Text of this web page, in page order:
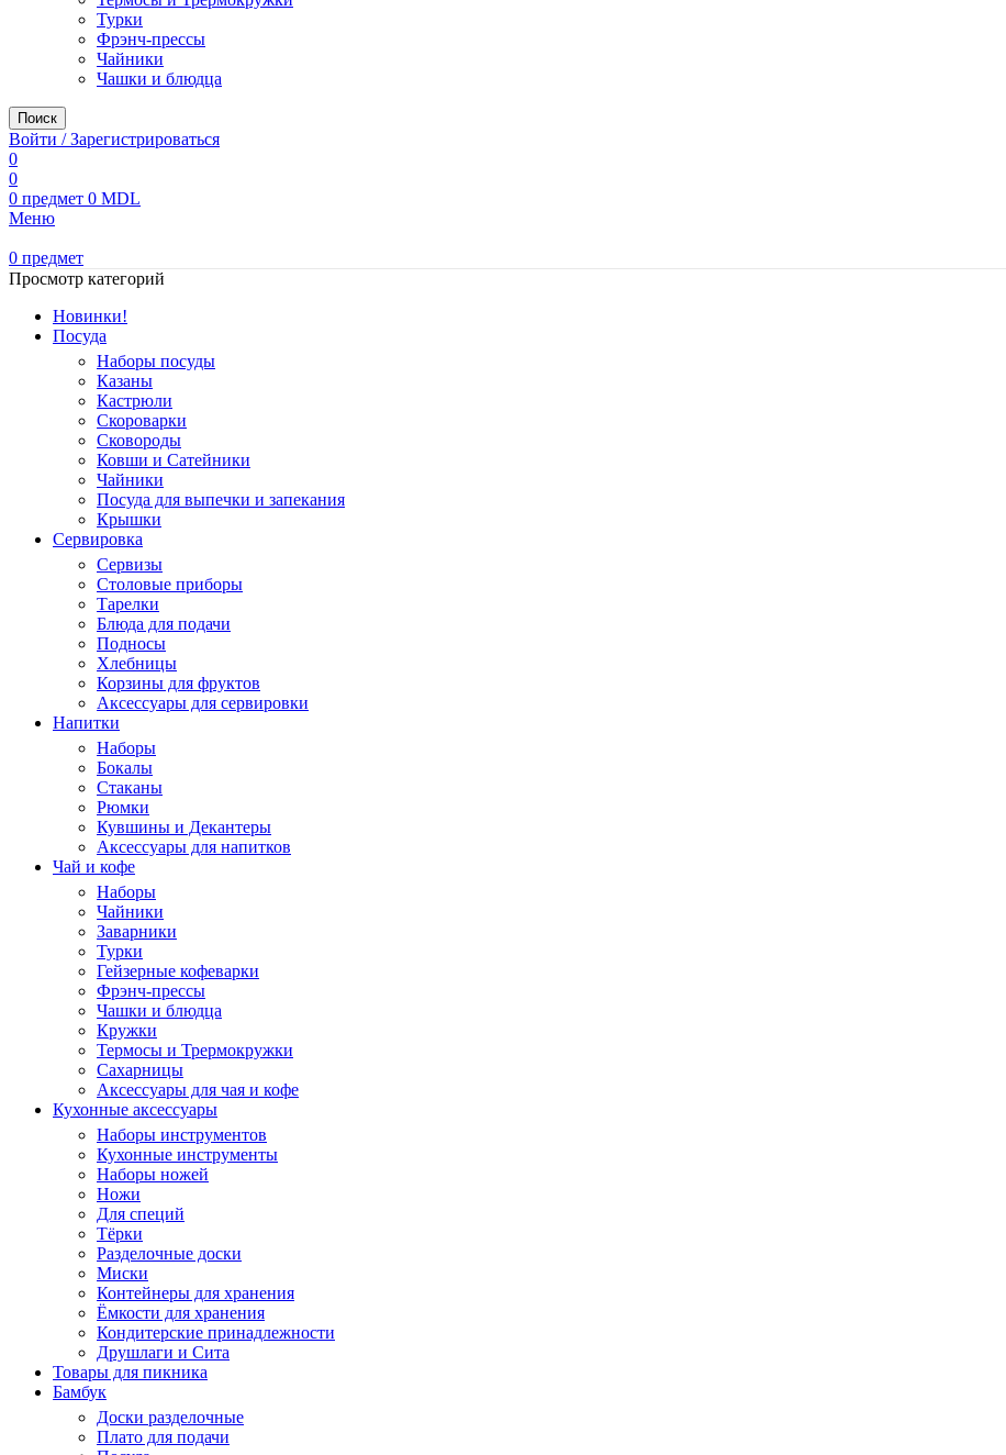
Турки
Фрэнч-прессы
Чайники
Чашки и блюдца
Поиск
Войти / Зарегистрироваться
0
0
0 предмет 0 MDL
Меню
0 предмет
Просмотр категорий
Новинки!
Посуда
Наборы посуды
Казаны
Кастрюли
Скороварки
Сковороды
Ковши и Сатейники
Чайники
Посуда для выпечки и запекания
Крышки
Сервировка
Сервизы
Столовые приборы
Тарелки
Блюда для подачи
Подносы
Хлебницы
Корзины для фруктов
Аксессуары для сервировки
Напитки
Наборы
Бокалы
Стаканы
Рюмки
Кувшины и Декантеры
Аксессуары для напитков
Чай и кофе
Наборы
Чайники
Заварники
Турки
Гейзерные кофеварки
Фрэнч-прессы
Чашки и блюдца
Кружки
Термосы и Трермокружки
Сахарницы
Аксессуары для чая и кофе
Кухонные аксессуары
Наборы инструментов
Кухонные инструменты
Наборы ножей
Ножи
Для специй
Тёрки
Разделочные доски
Миски
Контейнеры для хранения
Ёмкости для хранения
Кондитерские принадлежности
Друшлаги и Сита
Товары для пикника
Бамбук
Доски разделочные
Плато для подачи